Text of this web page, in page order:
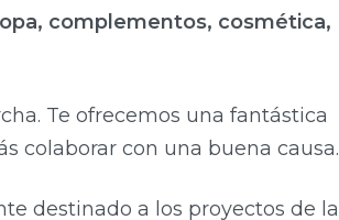
complementos, cosmética,
Te ofrecemos una fantástica
colaborar con una buena causa.
destinado a los proyectos de la